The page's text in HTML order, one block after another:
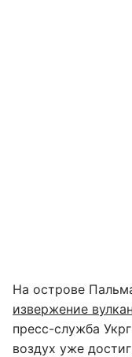
На острове
извержение
пресс-служба
воздух уже